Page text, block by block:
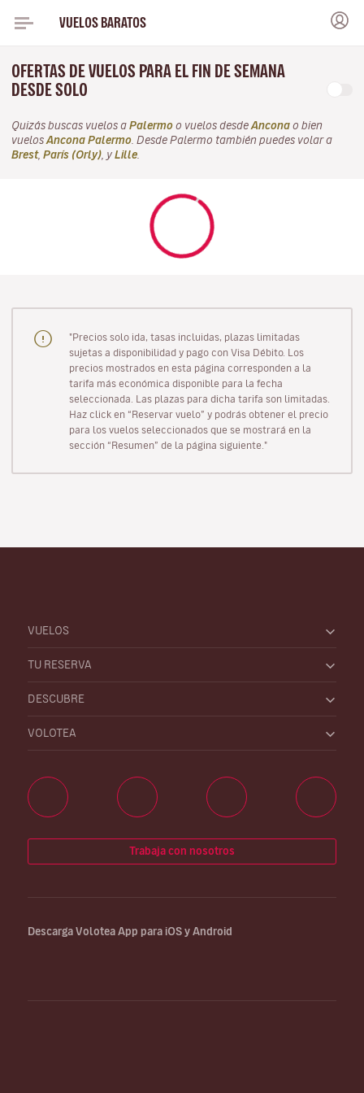
VUELOS BARATOS
OFERTAS DE VUELOS PARA EL FIN DE SEMANA
DESDE SOLO
Quizás buscas vuelos a Palermo o vuelos desde Ancona o bien
vuelos Ancona Palermo . Desde Palermo también puedes volar a
Brest, París (Orly) , y Lille
"Precios solo ida, tasas incluidas, plazas limitadas
sujetas a disponibilidad y pago con Visa Débito. Los
precios mostrados en esta página corresponden a la
tarifa más económica disponible para la fecha
seleccionada. Las plazas para dicha tarifa son limitadas.
Haz click en “Reservar vuelo” y podrás obtener el precio
para los vuelos seleccionados que se mostrará en la
sección “Resumen” de la página siguiente."
VUELOS
TU RESERVA
DESCUBRE
VOLOTEA
Trabaja con nosotros
Descarga Volotea App para iOS y Android